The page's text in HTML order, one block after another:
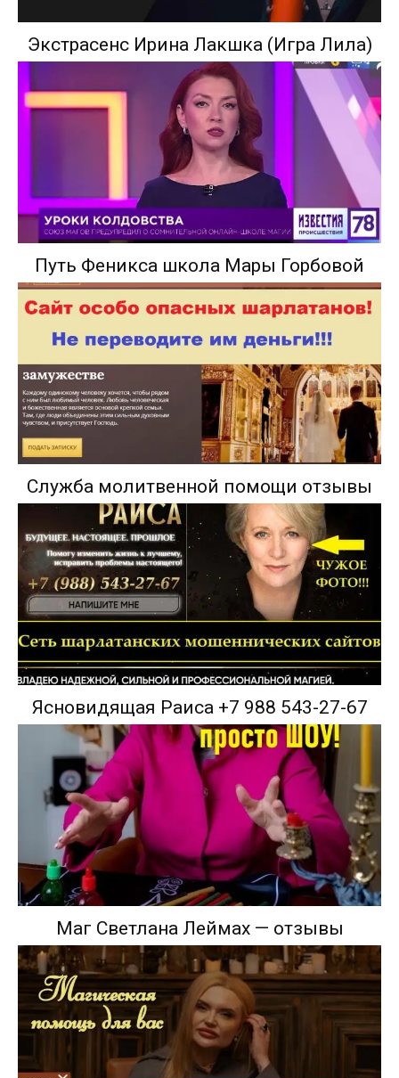
Экстрасенс Ирина Лакшка (Игра Лила)
Путь Феникса школа Мары Горбовой
Служба молитвенной помощи отзывы
Ясновидящая Раиса +7 988 543-27-67
Маг Светлана Леймах — отзывы